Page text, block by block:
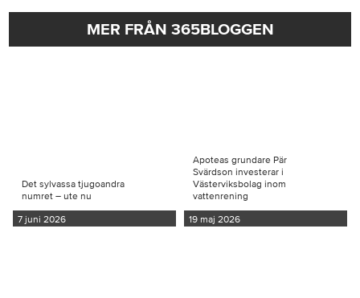
MER FRÅN 365BLOGGEN
Det sylvassa tjugoandra
numret – ute nu
7 juni 2026
Apoteas grundare Pär
Svärdson investerar i
Västerviksbolag inom
vattenrening
19 maj 2026